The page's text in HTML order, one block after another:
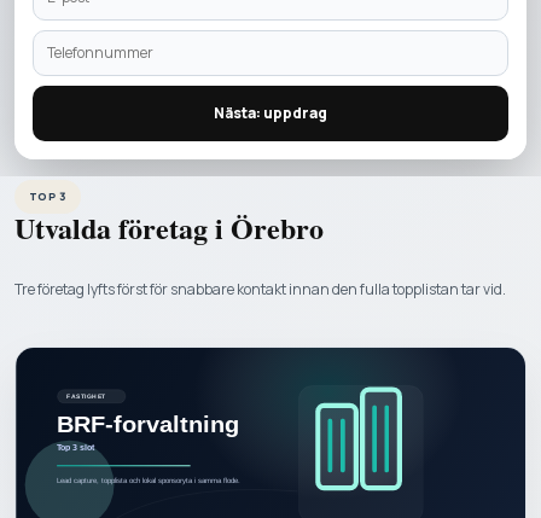
Nästa: uppdrag
TOP 3
Utvalda företag i Örebro
Tre företag lyfts först för snabbare kontakt innan den fulla topplistan tar vid.